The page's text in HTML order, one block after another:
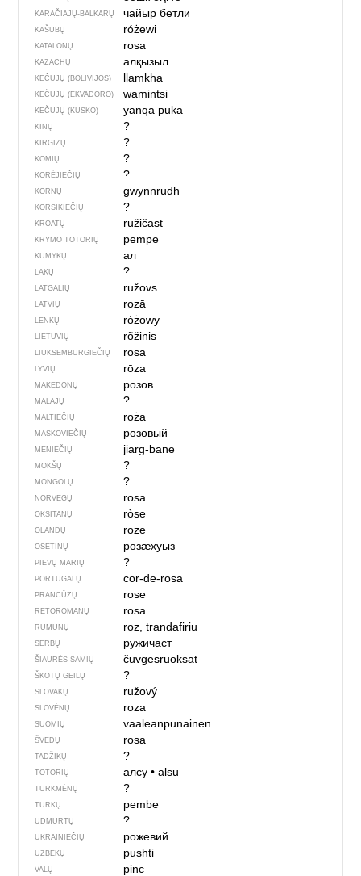
KARAČIAJŲ-BALKARŲ чайыр бетли
KAŠUBŲ różewi
KATALONŲ rosa
KAZACHŲ алқызыл
KEČUJŲ (BOLIVIJOS) llamkha
KEČUJŲ (EKVADORO) wamintsi
KEČUJŲ (KUSKO) yanqa puka
KINŲ ?
KIRGIZŲ ?
KOMIŲ ?
KORĖJIEČIŲ ?
KORNŲ gwynnrudh
KORSIKIEČIŲ ?
KROATŲ ružičast
KRYMO TOTORIŲ pempe
KUMYKŲ ал
LAKŲ ?
LATGALIŲ ružovs
LATVIŲ rozā
LENKŲ różowy
LIETUVIŲ rõžinis
LIUKSEMBURGIEČIŲ rosa
LYVIŲ rōza
MAKEDONŲ розов
MALAJŲ ?
MALTIEČIŲ roża
MASKOVIEČIŲ розовый
MENIEČIŲ jiarg-bane
MOKŠŲ ?
MONGOLŲ ?
NORVEGŲ rosa
OKSITANŲ ròse
OLANDŲ roze
OSETINŲ розӕхуыз
PIEVŲ MARIŲ ?
PORTUGALŲ cor-de-rosa
PRANCŪZŲ rose
RETOROMANŲ rosa
RUMUNŲ roz, trandafiriu
SERBŲ ружичаст
ŠIAURĖS SAMIŲ čuvgesruoksat
ŠKOTŲ GEILŲ ?
SLOVAKŲ ružový
SLOVĖNŲ roza
SUOMIŲ vaaleanpunainen
ŠVEDŲ rosa
TADŽIKŲ ?
TOTORIŲ алсу• alsu
TURKMĖNŲ ?
TURKŲ pembe
UDMURTŲ ?
UKRAINIEČIŲ рожевий
UZBEKŲ pushti
VALŲ pinc